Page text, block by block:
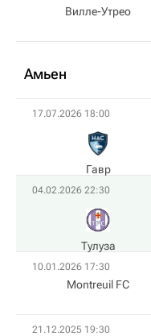
Вилле-Утрео
Амьен
17.07.2026 18:00
Гавр
04.02.2026 22:30
Тулуза
10.01.2026 17:30
Montreuil FC
21.12.2025 19:30